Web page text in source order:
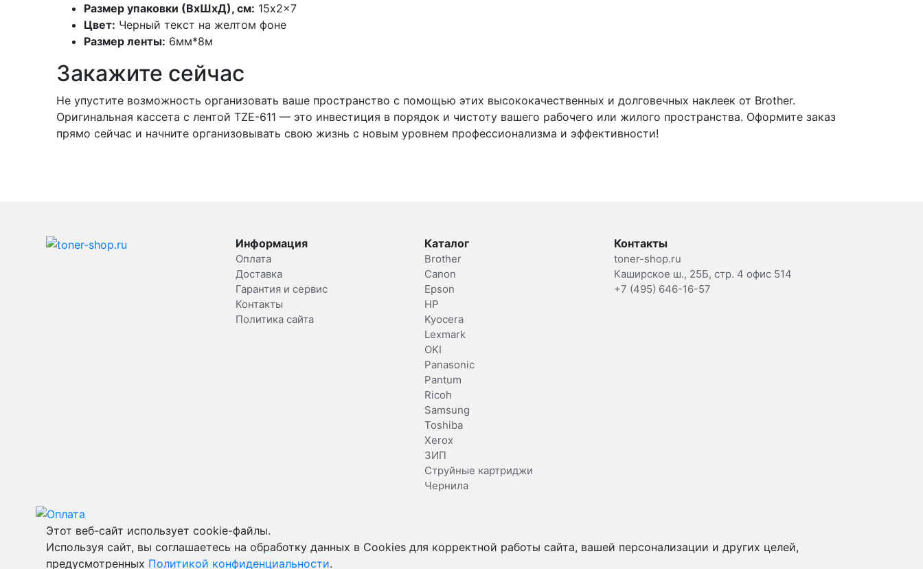
Размер упаковки (ВхШхД), см: 15x2x7
Цвет: Черный текст на желтом фоне
Размер ленты: 6мм*8м
Закажите сейчас
Не упустите возможность организовать ваше пространство с помощью этих высококачественных и долговечных наклеек от Brother.
Оригинальная кассета с лентой TZE-611 — это инвестиция в порядок и чистоту вашего рабочего или жилого пространства. Оформите заказ
прямо сейчас и начните организовывать свою жизнь с новым уровнем профессионализма и эффективности!
Информация
Оплата
Доставка
Гарантия и сервис
Контакты
Политика сайта
Каталог
Brother
Canon
Epson
HP
Kyocera
Lexmark
OKI
Panasonic
Pantum
Ricoh
Samsung
Toshiba
Xerox
ЗИП
Струйные картриджи
Чернила
Контакты
toner-shop.ru
Каширское ш., 25Б, стр. 4 офис 514
+7 (495) 646-16-57
Этот веб-сайт использует cookie-файлы.
Используя сайт, вы соглашаетесь на обработку данных в Cookies для корректной работы сайта, вашей персонализации и других целей,
предусмотренных Политикой конфиденциальности.